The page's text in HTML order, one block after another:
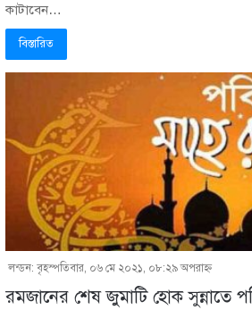
কাটাবেন…
বিস্তারিত
লন্ডন: বৃহস্পতিবার, ০৬ মে ২০২১, ০৮:২৯ অপরাহ্ণ
রমজানের শেষ জুমাটি হোক সুন্নাতে